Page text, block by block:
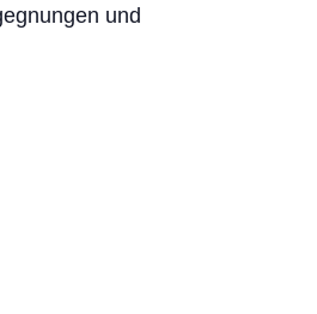
und